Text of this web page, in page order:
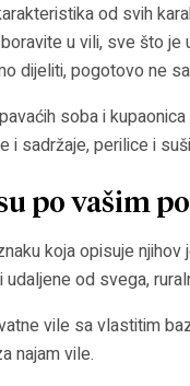
od svih
u vili, sve što
dijeliti, pogotovo ne
soba i
i sadržaje, perilice i
po vašim
koja opisuje
od svega,
vile sa vlastitim
najam vile.